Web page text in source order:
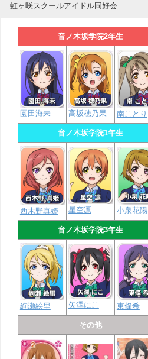
虹ヶ咲スクールアイドル同好会
音ノ木坂学院2年生
園田海未 高坂穂乃果 南ことり
音ノ木坂学院1年生
西木野真姫 星空凛 小泉花陽
音ノ木坂学院3年生
絢瀬絵里 矢澤にこ 東條希
その他